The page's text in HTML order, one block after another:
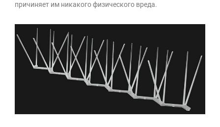
причиняет им никакого физического вреда.